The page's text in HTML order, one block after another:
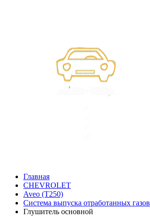
Главная
CHEVROLET
Aveo (T250)
Система выпуска отработанных газов
Глушитель основной